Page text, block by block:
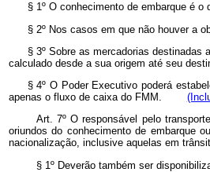
§ 1º O conhecimento de embarque é
§ 2º Nos casos em que não houver a
§ 3º Sobre as mercadorias
calculado desde a sua origem até seu
§ 4º O Poder Executivo poderá
apenas o fluxo de caixa do FMM.
Art. 7º O responsável pelo
oriundos do conhecimento de embarque
nacionalização, inclusive aquelas em
§ 1º Deverão também ser